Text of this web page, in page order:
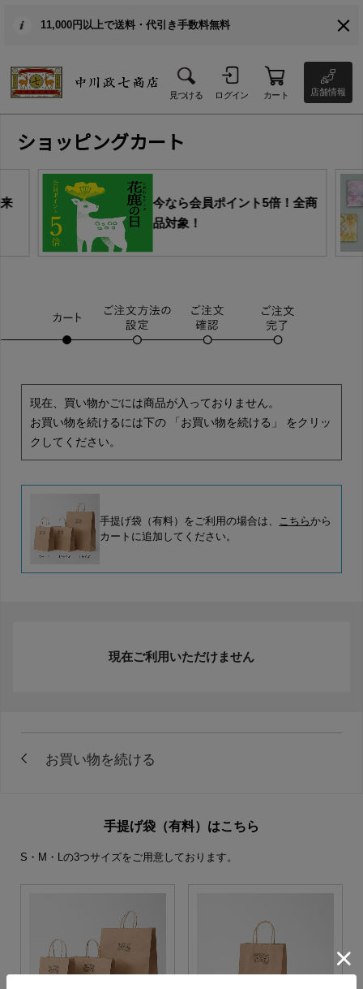
11,000円以上で送料・代引き手数料無料
見つける ログイン カート 店舗情報
ショッピングカート
今なら会員ポイント5倍！全商
品対象！
現在、買い物かごには商品が入っておりません。
お買い物を続けるには下の 「お買い物を続ける」 をクリッ
クしてください。
手提げ袋（有料）をご利用の場合は、 こちらから
カートに追加してください。
現在ご利用いただけません
手提げ袋（有料）はこちら
S・M・Lの3つサイズをご用意しております。